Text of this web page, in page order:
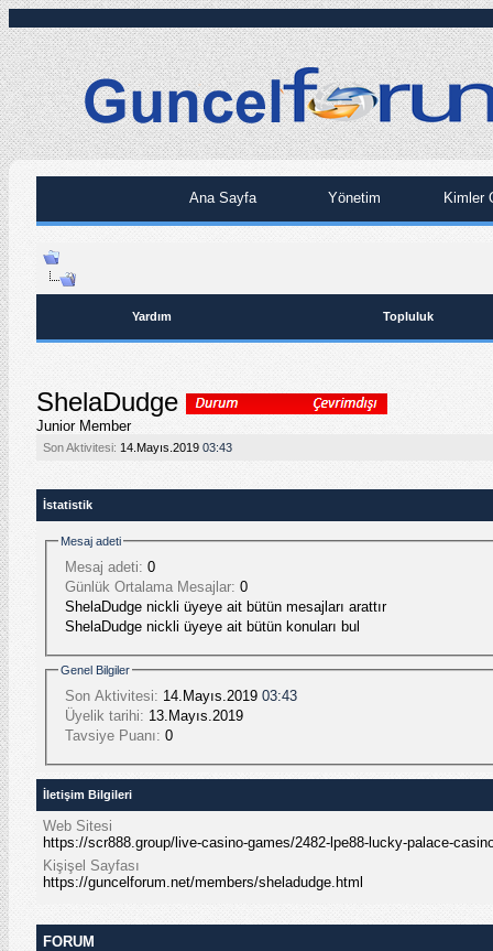
Ana Sayfa Yönetim Kimler
Yardım Topluluk
ShelaDudge
Junior Member
Son Aktivitesi: 14.Mayıs.2019 03:43
İstatistik
Mesaj adeti
Mesaj adeti: 0
Günlük Ortalama Mesajlar: 0
ShelaDudge nickli üyeye ait bütün mesajları arattır
ShelaDudge nickli üyeye ait bütün konuları bul
Genel Bilgiler
Son Aktivitesi: 14.Mayıs.2019 03:43
Üyelik tarihi: 13.Mayıs.2019
Tavsiye Puanı: 0
İletişim Bilgileri
Web Sitesi
https://scr888.group/live-casino-games/2482-lpe88-lucky-palace-
Kişişel Sayfası
https://guncelforum.net/members/sheladudge.html
FORUM